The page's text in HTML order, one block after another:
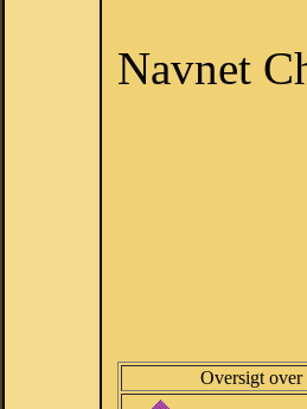
Navnet
Oversigt over